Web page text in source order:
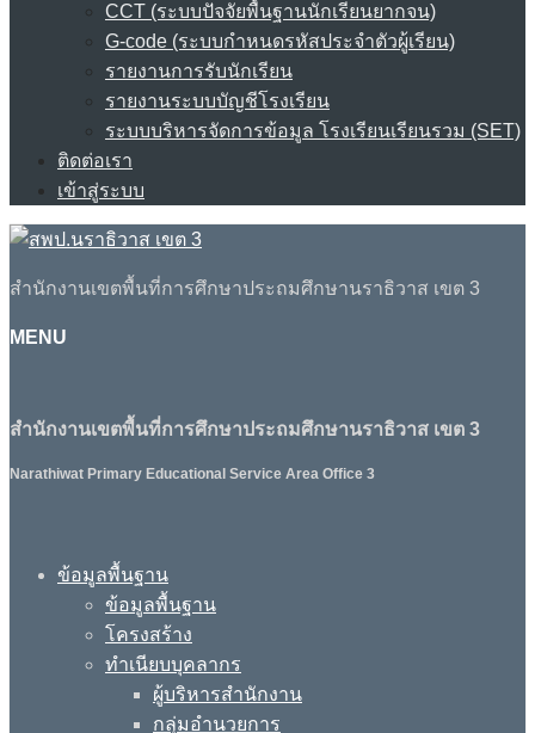
CCT (ระบบปัจจัยพื้นฐานนักเรียนยากจน)
G-code (ระบบกำหนดรหัสประจำตัวผู้เรียน)
รายงานการรับนักเรียน
รายงานระบบบัญชีโรงเรียน
ระบบบริหารจัดการข้อมูล โรงเรียนเรียนรวม (SET)
ติดต่อเรา
เข้าสู่ระบบ
สำนักงานเขตพื้นที่การศึกษาประถมศึกษานราธิวาส เขต 3
MENU
สำนักงานเขตพื้นที่การศึกษาประถมศึกษานราธิวาส เขต 3
Narathiwat Primary Educational Service Area Office 3
ข้อมูลพื้นฐาน
ข้อมูลพื้นฐาน
โครงสร้าง
ทำเนียบบุคลากร
ผู้บริหารสำนักงาน
กลุ่มอำนวยการ